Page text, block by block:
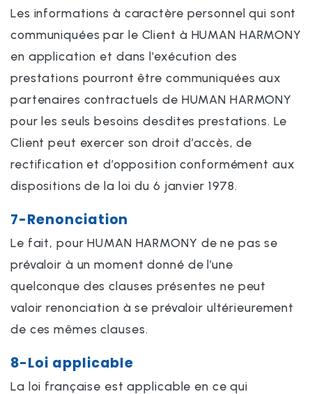
Les informations à caractère personnel qui sont
communiquées par le Client à HUMAN HARMONY
en application et dans l’exécution des
prestations pourront être communiquées aux
partenaires contractuels de HUMAN HARMONY
pour les seuls besoins desdites prestations. Le
Client peut exercer son droit d’accès, de
rectification et d’opposition conformément aux
dispositions de la loi du 6 janvier 1978.
7-Renonciation
Le fait, pour HUMAN HARMONY de ne pas se
prévaloir à un moment donné de l’une
quelconque des clauses présentes ne peut
valoir renonciation à se prévaloir ultérieurement
de ces mêmes clauses.
8-Loi applicable
La loi française est applicable en ce qui